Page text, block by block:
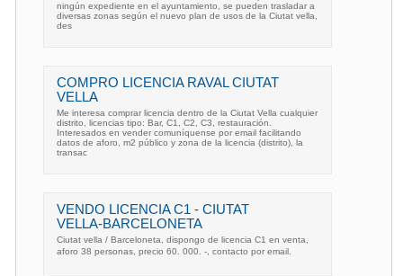
ningún expediente en el ayuntamiento, se pueden trasladar a
diversas zonas según el nuevo plan de usos de la Ciutat vella,
des
COMPRO LICENCIA RAVAL CIUTAT
VELLA
Me interesa comprar licencia dentro de la Ciutat Vella cualquier
distrito, licencias tipo: Bar, C1, C2, C3, restauración.
Interesados en vender comuníquense por email facilitando
datos de aforo, m2 público y zona de la licencia (distrito), la
transac
VENDO LICENCIA C1 - CIUTAT
VELLA-BARCELONETA
Ciutat vella / Barceloneta, dispongo de licencia C1 en venta,
aforo 38 personas, precio 60. 000. -, contacto por email.